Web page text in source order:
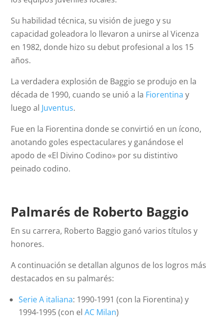
Su habilidad técnica, su visión de juego y su
capacidad goleadora lo llevaron a unirse al Vicenza
en 1982, donde hizo su debut profesional a los 15
años.
La verdadera explosión de Baggio se produjo en la
década de 1990, cuando se unió a la Fiorentina y
luego al Juventus.
Fue en la Fiorentina donde se convirtió en un ícono,
anotando goles espectaculares y ganándose el
apodo de «El Divino Codino» por su distintivo
peinado codino.
Palmarés de Roberto Baggio
En su carrera, Roberto Baggio ganó varios títulos y
honores.
A continuación se detallan algunos de los logros más
destacados en su palmarés:
Serie A italiana: 1990-1991 (con la Fiorentina) y
1994-1995 (con elAC Milan)